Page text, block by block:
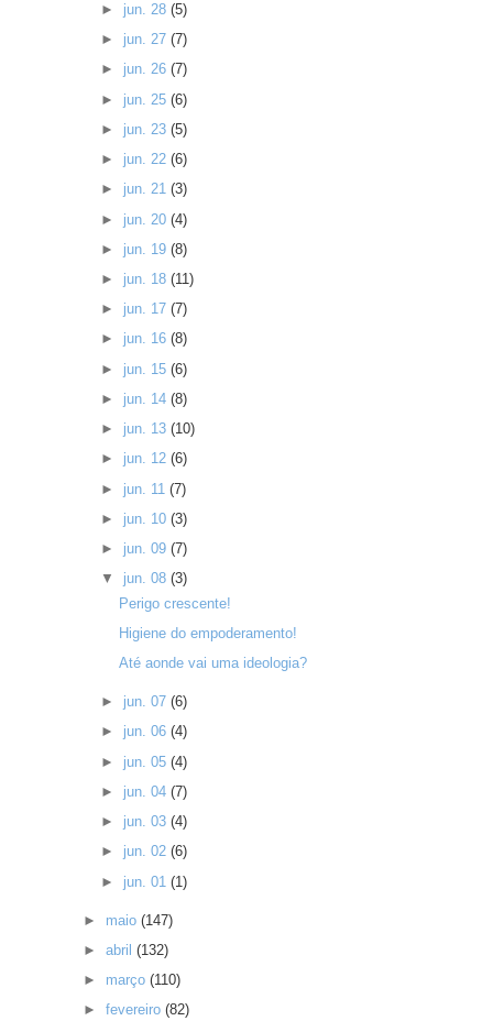
► jun. 28 (5)
► jun. 27 (7)
► jun. 26 (7)
► jun. 25 (6)
► jun. 23 (5)
► jun. 22 (6)
► jun. 21 (3)
► jun. 20 (4)
► jun. 19 (8)
► jun. 18 (11)
► jun. 17 (7)
► jun. 16 (8)
► jun. 15 (6)
► jun. 14 (8)
► jun. 13 (10)
► jun. 12 (6)
► jun. 11 (7)
► jun. 10 (3)
► jun. 09 (7)
▼ jun. 08 (3)
Perigo crescente!
Higiene do empoderamento!
Até aonde vai uma ideologia?
► jun. 07 (6)
► jun. 06 (4)
► jun. 05 (4)
► jun. 04 (7)
► jun. 03 (4)
► jun. 02 (6)
► jun. 01 (1)
► maio(147)
►abril(132)
► março(110)
►fevereiro(82)